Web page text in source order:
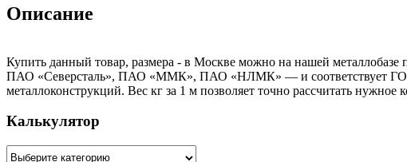
Описание
Купить данный товар, размера - в Москве можно на нашей
ПАО «Северсталь», ПАО «ММК», ПАО «НЛМК» — и соответствует ГОСТ .
металлоконструкций. Вес кг за 1 м позволяет точно рассчитать
Калькулятор